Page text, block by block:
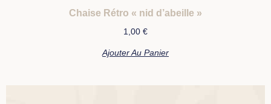
Chaise Rétro « nid d’abeille »
1,00 €
Ajouter Au Panier